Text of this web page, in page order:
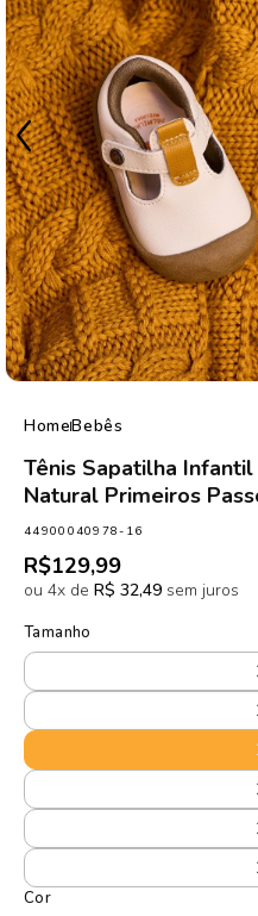
HomeBebês
Tênis Sapatilha
Natural Primeiros
SKU:
44900040978-16
Preço
normal
R$129,99
ou 4x de R$ 32,49 sem juros
Tamanho
Cor